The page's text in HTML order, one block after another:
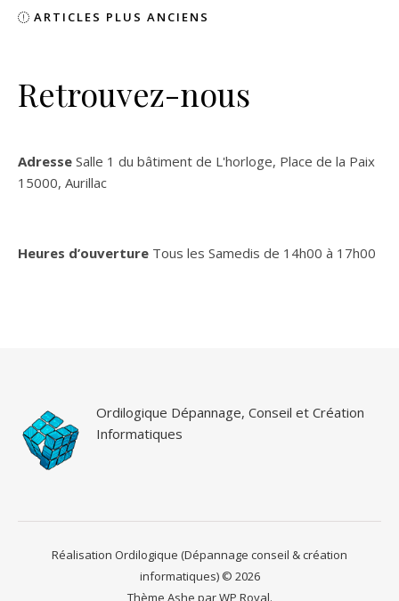
ARTICLES PLUS ANCIENS
Retrouvez-nous
Adresse Salle 1 du bâtiment de L'horloge, Place de la Paix
15000, Aurillac
Heures d’ouverture Tous les Samedis de 14h00 à 17h00
Ordilogique Dépannage, Conseil et Création
Informatiques
Réalisation Ordilogique (Dépannage conseil & création
informatiques) © 2026
Thème Ashe parWP Royal.